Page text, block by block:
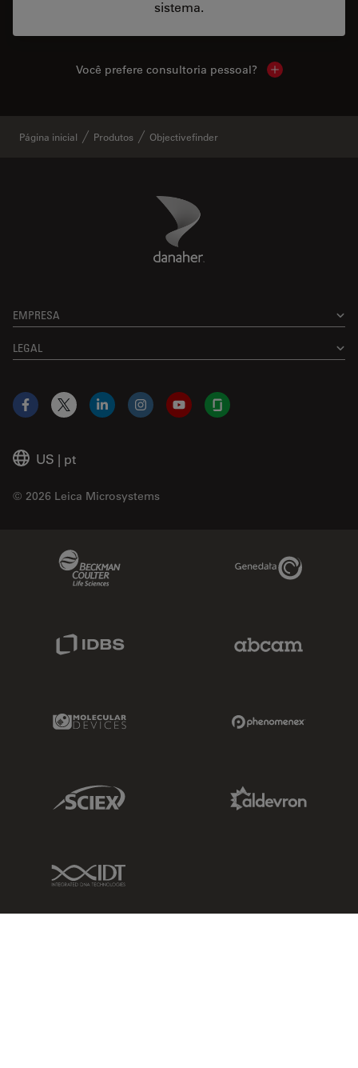
sistema.
Você prefere consultoria pessoal? Show local
Página inicial Produtos Objectivefinder
Danaher Logo
EMPRESA
LEGAL
US | pt
© 2026 Leica Microsystems
Facebook
X LinkedInInstagramYouTubeGlassdoor
Genedata Link
Molecular Devices Link
Sciex Link
IDT Link